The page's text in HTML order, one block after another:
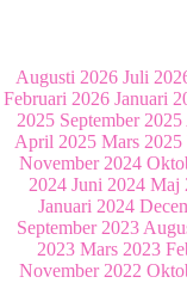
Augusti 2026 Juli
Februari 2026 Januari
2025 September 2025
April 2025 Mars 2025
November 2024
2024 Juni 2024 Maj
Januari 2024
September 2023
2023 Mars 2023
November 2022